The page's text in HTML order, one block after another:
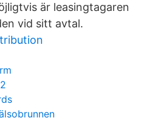
är leasingtagaren
vid sitt avtal.